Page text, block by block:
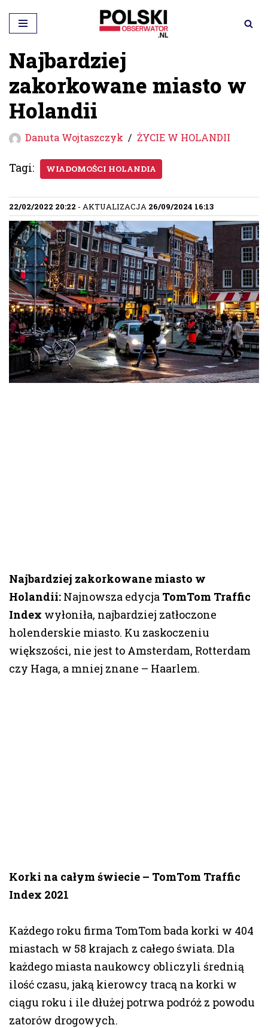
Przejdź
do
treści
Najbardziej
zakorkowane miasto w
Holandii
Danuta Wojtaszczyk ŻYCIE W HOLANDII
Tagi: WIADOMOŚCI HOLANDIA
22/02/2022 20:22 - AKTUALIZACJA 26/09/2024 16:13
Najbardziej zakorkowane miasto w
Holandii: Najnowsza edycja TomTom Traffic
Index wyłoniła, najbardziej zatłoczone
holenderskie miasto. Ku zaskoczeniu
większości, nie jest to Amsterdam, Rotterdam
czy Haga, a mniej znane – Haarlem.
Korki na całym świecie – TomTom Traffic
Index 2021
Każdego roku firma TomTom bada korki w 404
miastach w 58 krajach z całego świata. Dla
każdego miasta naukowcy obliczyli średnią
ilość czasu, jaką kierowcy tracą na korki w
ciągu roku i ile dłużej potrwa podróż z powodu
zatorów drogowych.